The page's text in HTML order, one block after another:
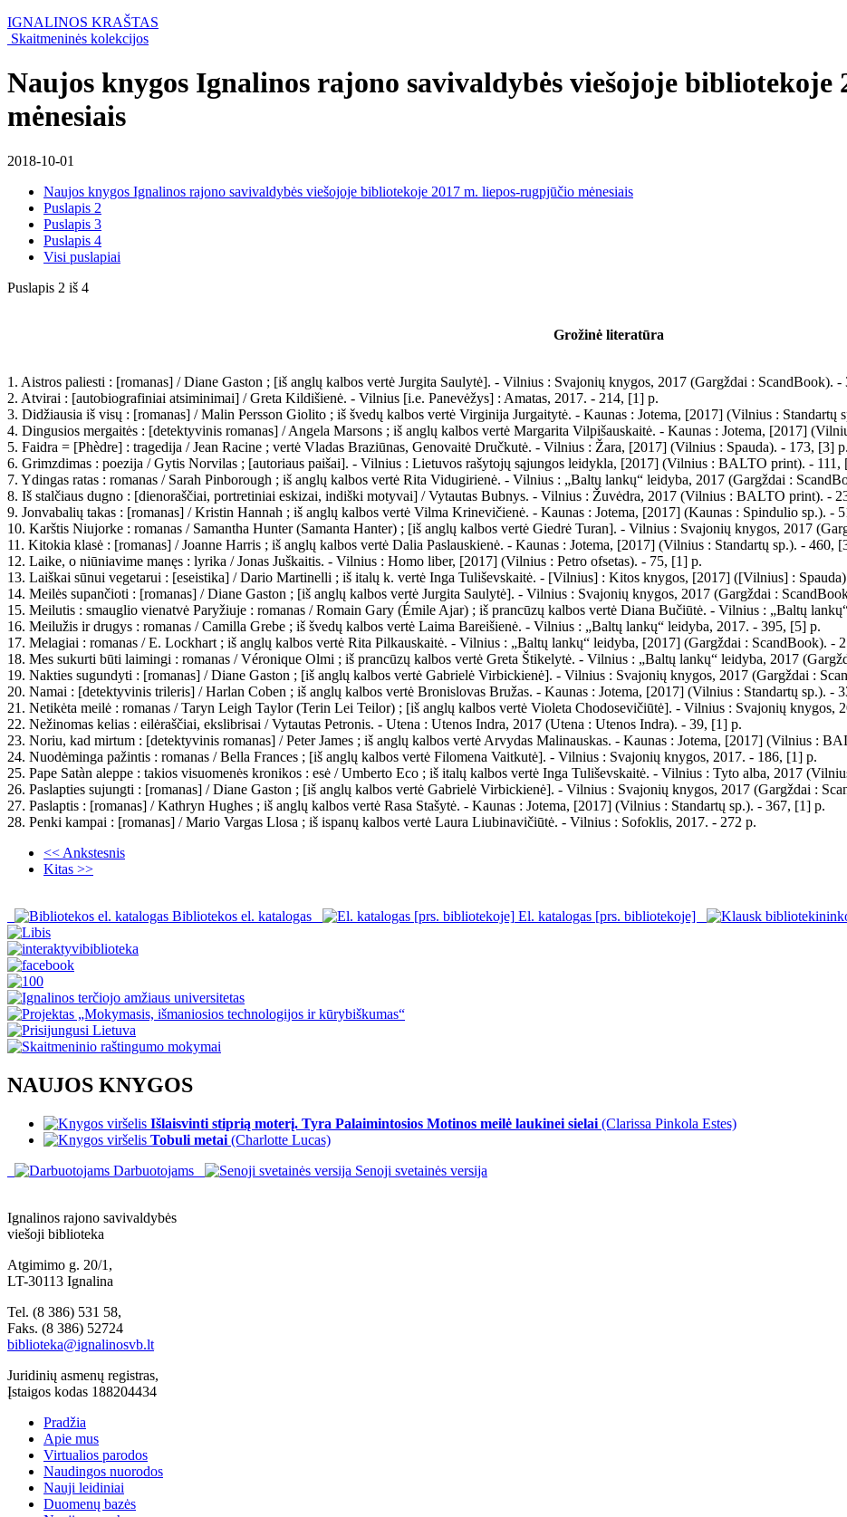
IGNALINOS KRAŠTAS
Skaitmeninės kolekcijos
Naujos knygos Ignalinos rajono savivaldybės viešojoje bibliotekoje
mėnesiais
2018-10-01
Naujos knygos Ignalinos rajono savivaldybės viešojoje bibliotekoje 2017 m. liepos-rugpjūčio mėnesiais
Puslapis 2
Puslapis 3
Puslapis 4
Visi puslapiai
Puslapis 2 iš 4
Grožinė literatūra
1. Aistros paliesti : [romanas] / Diane Gaston ; [iš anglų kalbos vertė Jurgita Saulytė]. - Vilnius : Svajonių knygos, 2017 (Gargždai : ScandBook). -
2. Atvirai : [autobiografiniai atsiminimai] / Greta Kildišienė. - Vilnius [i.e. Panevėžys] : Amatas, 2017. - 214, [1] p.
3. Didžiausia iš visų : [romanas] / Malin Persson Giolito ; iš švedų kalbos vertė Virginija Jurgaitytė. - Kaunas : Jotema, [2017] (Vilnius : Standartų
4. Dingusios mergaitės : [detektyvinis romanas] / Angela Marsons ; iš anglų kalbos vertė Margarita Vilpišauskaitė. - Kaunas : Jotema, [2017]
5. Faidra = [Phèdre] : tragedija / Jean Racine ; vertė Vladas Braziūnas, Genovaitė Dručkutė. - Vilnius : Žara, [2017] (Vilnius : Spauda). - 173, [3] p.
6. Grimzdimas : poezija / Gytis Norvilas ; [autoriaus paišai]. - Vilnius : Lietuvos rašytojų sąjungos leidykla, [2017] (Vilnius : BALTO print). - 111,
7. Ydingas ratas : romanas / Sarah Pinborough ; iš anglų kalbos vertė Rita Vidugirienė. - Vilnius : „Baltų lankų“ leidyba, 2017 (Gargždai :
8. Iš stalčiaus dugno : [dienoraščiai, portretiniai eskizai, indiški motyvai] / Vytautas Bubnys. - Vilnius : Žuvėdra, 2017 (Vilnius : BALTO print). -
9. Jonvabalių takas : [romanas] / Kristin Hannah ; iš anglų kalbos vertė Vilma Krinevičienė. - Kaunas : Jotema, [2017] (Kaunas : Spindulio sp.). -
10. Karštis Niujorke : romanas / Samantha Hunter (Samanta Hanter) ; [iš anglų kalbos vertė Giedrė Turan]. - Vilnius : Svajonių knygos, 2017
11. Kitokia klasė : [romanas] / Joanne Harris ; iš anglų kalbos vertė Dalia Paslauskienė. - Kaunas : Jotema, [2017] (Vilnius : Standartų sp.). - 460,
12. Laike, o niūniavime manęs : lyrika / Jonas Juškaitis. - Vilnius : Homo liber, [2017] (Vilnius : Petro ofsetas). - 75, [1] p.
13. Laiškai sūnui vegetarui : [eseistika] / Dario Martinelli ; iš italų k. vertė Inga Tuliševskaitė. - [Vilnius] : Kitos knygos, [2017] ([Vilnius] :
14. Meilės supančioti : [romanas] / Diane Gaston ; [iš anglų kalbos vertė Jurgita Saulytė]. - Vilnius : Svajonių knygos, 2017 (Gargždai :
15. Meilutis : smauglio vienatvė Paryžiuje : romanas / Romain Gary (Émile Ajar) ; iš prancūzų kalbos vertė Diana Bučiūtė. - Vilnius : „Baltų
16. Meilužis ir drugys : romanas / Camilla Grebe ; iš švedų kalbos vertė Laima Bareišienė. - Vilnius : „Baltų lankų“ leidyba, 2017. - 395, [5] p.
17. Melagiai : romanas / E. Lockhart ; iš anglų kalbos vertė Rita Pilkauskaitė. - Vilnius : „Baltų lankų“ leidyba, [2017] (Gargždai : ScandBook). -
18. Mes sukurti būti laimingi : romanas / Véronique Olmi ; iš prancūzų kalbos vertė Greta Štikelytė. - Vilnius : „Baltų lankų“ leidyba, 2017
19. Nakties sugundyti : [romanas] / Diane Gaston ; [iš anglų kalbos vertė Gabrielė Virbickienė]. - Vilnius : Svajonių knygos, 2017 (Gargždai :
20. Namai : [detektyvinis trileris] / Harlan Coben ; iš anglų kalbos vertė Bronislovas Bružas. - Kaunas : Jotema, [2017] (Vilnius : Standartų sp.). -
21. Netikėta meilė : romanas / Taryn Leigh Taylor (Terin Lei Teilor) ; [iš anglų kalbos vertė Violeta Chodosevičiūtė]. - Vilnius : Svajonių knygos,
22. Nežinomas kelias : eilėraščiai, ekslibrisai / Vytautas Petronis. - Utena : Utenos Indra, 2017 (Utena : Utenos Indra). - 39, [1] p.
23. Noriu, kad mirtum : [detektyvinis romanas] / Peter James ; iš anglų kalbos vertė Arvydas Malinauskas. - Kaunas : Jotema, [2017] (Vilnius :
24. Nuodėminga pažintis : romanas / Bella Frances ; [iš anglų kalbos vertė Filomena Vaitkutė]. - Vilnius : Svajonių knygos, 2017. - 186, [1] p.
25. Pape Satàn aleppe : takios visuomenės kronikos : esė / Umberto Eco ; iš italų kalbos vertė Inga Tuliševskaitė. - Vilnius : Tyto alba, 2017
26. Paslapties sujungti : [romanas] / Diane Gaston ; [iš anglų kalbos vertė Gabrielė Virbickienė]. - Vilnius : Svajonių knygos, 2017 (Gargždai :
27. Paslaptis : [romanas] / Kathryn Hughes ; iš anglų kalbos vertė Rasa Stašytė. - Kaunas : Jotema, [2017] (Vilnius : Standartų sp.). - 367, [1] p.
28. Penki kampai : [romanas] / Mario Vargas Llosa ; iš ispanų kalbos vertė Laura Liubinavičiūtė. - Vilnius : Sofoklis, 2017. - 272 p.
<< Ankstesnis
Kitas >>
Bibliotekos el. katalogas El. katalogas [prs. bibliotekoje]
NAUJOS KNYGOS
Išlaisvinti stiprią moterį. Tyra Palaimintosios Motinos meilė laukinei sielai (Clarissa Pinkola Estes)
Tobuli metai (Charlotte Lucas)
Darbuotojams
Senoji svetainės versija
Ignalinos rajono savivaldybės
viešoji biblioteka
Atgimimo g. 20/1,
LT-30113 Ignalina
Tel. (8 386) 531 58,
Faks. (8 386) 52724
biblioteka@ignalinosvb.lt
Juridinių asmenų registras,
Įstaigos kodas 188204434
Pradžia
Apie mus
Virtualios parodos
Naudingos nuorodos
Nauji leidiniai
Duomenų bazės